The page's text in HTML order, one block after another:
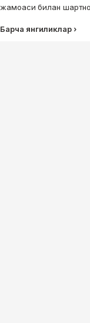
жамоаси билан
Барча янгиликлар ›